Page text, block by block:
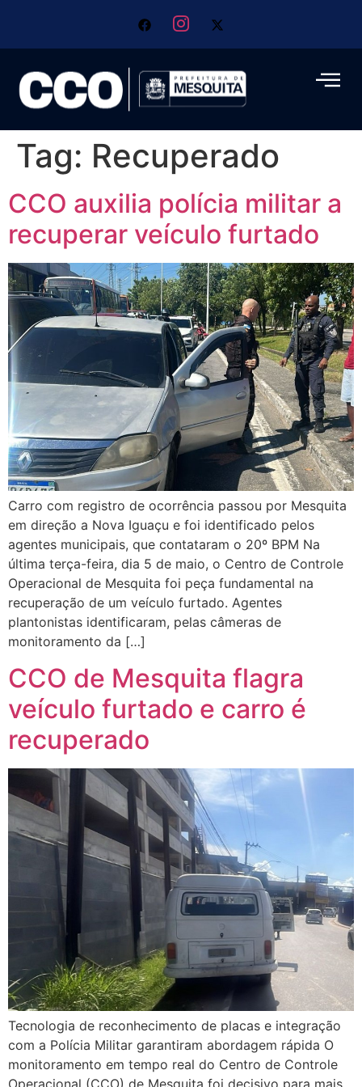
Tag: Recuperado
CCO auxilia polícia militar a
recuperar veículo furtado
Carro com registro de ocorrência passou por Mesquita
em direção a Nova Iguaçu e foi identificado pelos
agentes municipais, que contataram o 20º BPM Na
última terça-feira, dia 5 de maio, o Centro de Controle
Operacional de Mesquita foi peça fundamental na
recuperação de um veículo furtado. Agentes
plantonistas identificaram, pelas câmeras de
monitoramento da […]
CCO de Mesquita flagra
veículo furtado e carro é
recuperado
Tecnologia de reconhecimento de placas e integração
com a Polícia Militar garantiram abordagem rápida O
monitoramento em tempo real do Centro de Controle
Operacional (CCO) de Mesquita foi decisivo para mais